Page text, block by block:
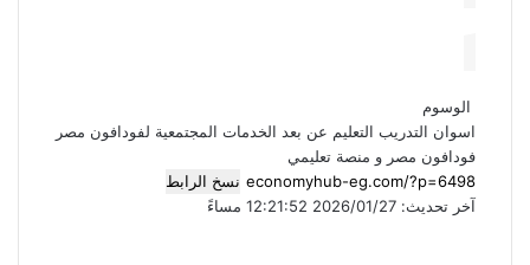
الوسوم
اسوان التدريب التعليم عن بعد الخدمات المجتمعية لفودافون مصر
فودافون مصر و منصة تعليمي
نسخ الرابط
آخر تحديث: 2026/01/27 12:21:52 مساءً